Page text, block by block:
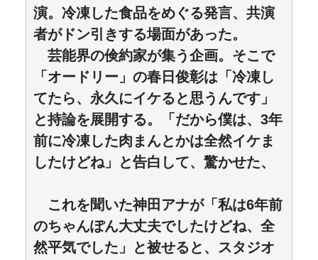
演。冷凍した食品をめぐる発言、共演
者がドン引きする場面があった。
芸能界の倹約家が集う企画。そこで
「オードリー」の春日俊彰は「冷凍し
てたら、永久にイケると思うんです」
と持論を展開する。「だから僕は、3年
前に冷凍した肉まんとかは全然イケま
したけどね」と告白して、驚かせた、
これを聞いた神田アナが「私は6年前
のちゃんぽん大丈夫でしたけどね、全
然平気でした」と被せると、スタジオ